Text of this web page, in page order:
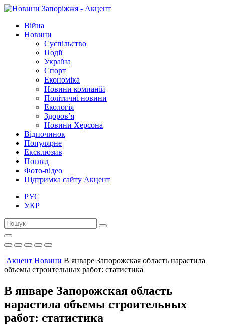
Війна
Новини
Суспільство
Події
Україна
Спорт
Економіка
Новини компаній
Політичні новини
Екологія
Здоров’я
Новини Херсона
Відпочинок
Популярне
Ексклюзив
Погляд
Фото-відео
Підтримка сайту Акцент
РУС
УКР
Акцент Новини В январе Запорожская область нарастила
объемы строительных работ: статистика
В январе Запорожская область
нарастила объемы строительных
работ: статистика